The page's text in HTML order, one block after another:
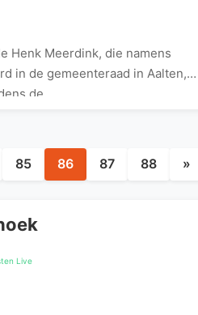
Henk Meerdink, die namens
in de gemeenteraad in Aalten,
de…
Berichten
paginering
85 86 87 88 »
Live